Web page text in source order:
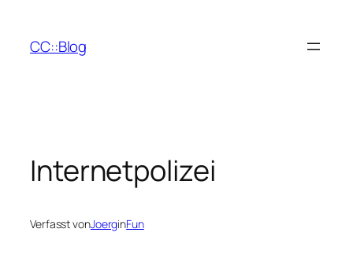
springen
CC::Blog
Internetpolizei
Verfasst vonJoerginFun